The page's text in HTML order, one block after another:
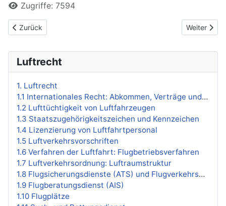
Zugriffe: 7594
Vorheriger Beitrag: 1.11 Such- und Rettungsdienst
Zurück Nächster
Weiter
Luftrecht
1. Luftrecht
1.1 Internationales Recht: Abkommen, Verträge und Organisationen
1.2 Lufttüchtigkeit von Luftfahrzeugen
1.3 Staatszugehörigkeitszeichen und Kennzeichen
1.4 Lizenzierung von Luftfahrtpersonal
1.5 Luftverkehrsvorschriften
1.6 Verfahren der Luftfahrt: Flugbetriebsverfahren
1.7 Luftverkehrsordnung: Luftraumstruktur
1.8 Flugsicherungsdienste (ATS) und Flugverkehrsmanagement (ATM)
1.9 Flugberatungsdienst (AIS)
1.10 Flugplätze